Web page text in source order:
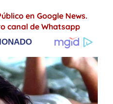
en Google News.
canal de Whatsapp